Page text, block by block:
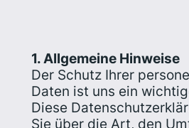
1. Allgemeine Hinweise
Der Schutz Ihrer
Daten ist uns ein
Diese
Sie über die Art, den